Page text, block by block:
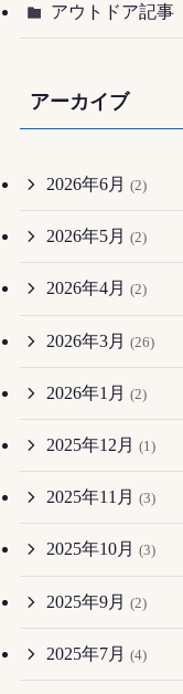
アウトドア記事
アーカイブ
2026年6月 (2)
2026年5月 (2)
2026年4月 (2)
2026年3月 (26)
2026年1月 (2)
2025年12月 (1)
2025年11月 (3)
2025年10月 (3)
2025年9月 (2)
2025年7月 (4)